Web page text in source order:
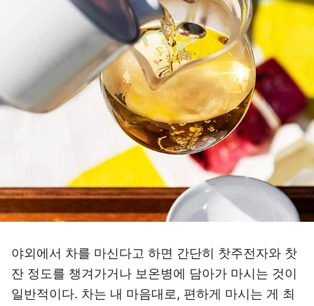
야외에서 차를 마신다고 하면 간단히 찻주전자와 찻
잔 정도를 챙겨가거나 보온병에 담아가 마시는 것이
일반적이다. 차는 내 마음대로, 편하게 마시는 게 최